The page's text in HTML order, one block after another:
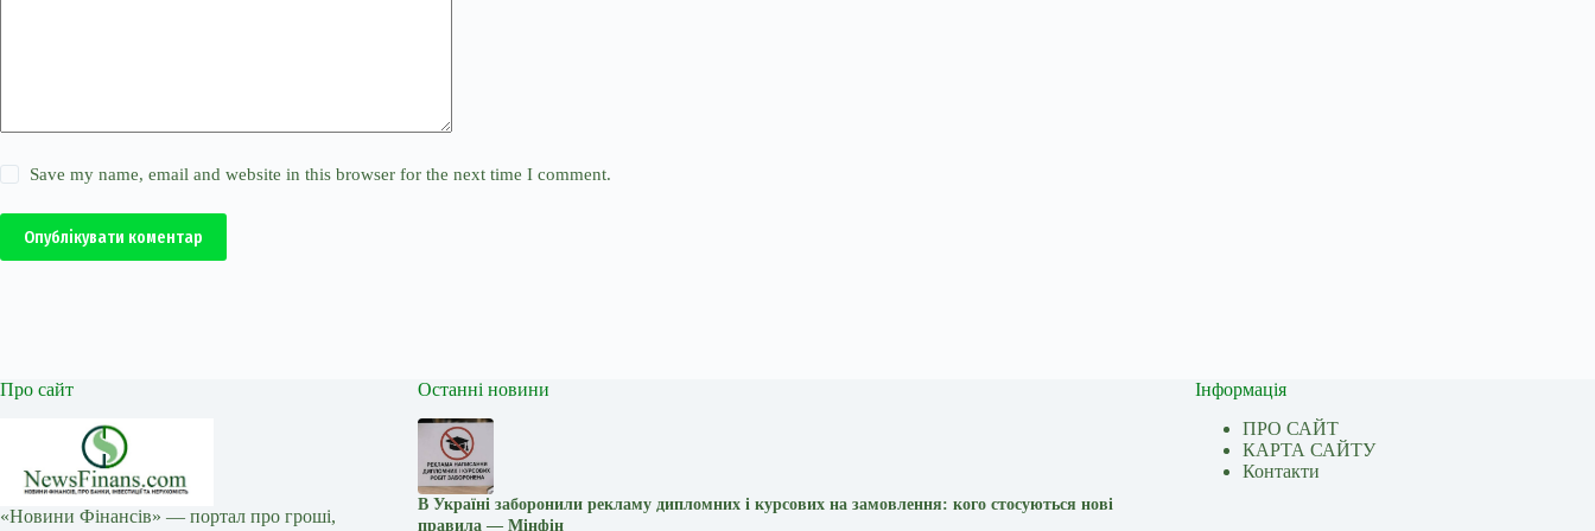
Save my name, email and website in this browser for the next time I comment.
Опублікувати коментар
Про сайт
«Новини Фінансів» — портал про гроші,
Останні новини
В Україні заборонили рекламу дипломних і курсових на замовлення: кого стосуються нові
правила — Мінфін
Інформація
ПРО САЙТ
КАРТА САЙТУ
Контакти